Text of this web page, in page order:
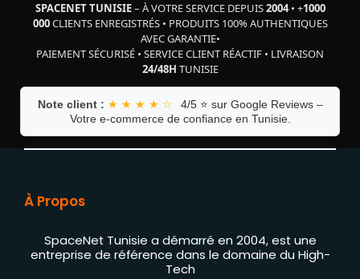
SPACENET TUNISIE– À VOTRE SERVICE DEPUIS2004• +1000
000CLIENTS ENREGISTRÉS• PRODUITS 100% AUTHENTIQUES
AVEC GARANTIE•
PAIEMENT SÉCURISÉ • SERVICE CLIENT RÉACTIF • LIVRAISON
24/48H TUNISIE
Note client : ★ ★ ★ ★ ☆
4/5 ⭐ sur Google Reviews –
Votre e-commerce de confiance en Tunisie.
À Propos
SpaceNet Tunisie a démarré en 2004, est une
entreprise de référence dans le domaine du High-
Tech